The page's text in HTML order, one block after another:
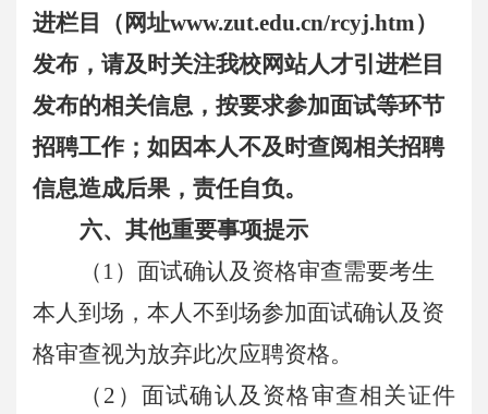
进栏目（网址www.zut.edu.cn/rcyj.htm）
发布，请及时关注我校网站人才引进栏目
发布的相关信息，按要求参加面试等环节
招聘工作；如因本人不及时查阅相关招聘
信息造成后果，责任自负。
六、其他重要事项提示
（1）面试确认及资格审查需要考生
本人到场，本人不到场参加面试确认及资
格审查视为放弃此次应聘资格。
（2）面试确认及资格审查相关证件